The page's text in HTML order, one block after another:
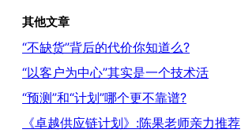
其他文章
“不缺货”背后的代价你知道么?
“以客户为中心”其实是一个技术活
“预测”和“计划”哪个更不靠谱?
《卓越供应链计划》:陈果老师亲力推荐